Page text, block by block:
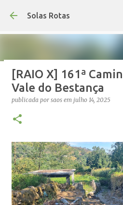
Solas Rotas
Os Solas Rotas
publicada porsaos emjulho 03, 2026
[RAIO X] 161ª
Vale do Bestança
publicada por saos em julho 14, 2025